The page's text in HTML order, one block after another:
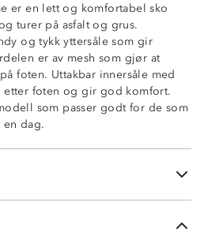
er en lett og komfortabel sko
turer på asfalt og grus.
og tykk yttersåle som gir
er av mesh som gjør at
foten. Uttakbar innersåle med
etter foten og gir god komfort.
som passer godt for de som
dag.
innersåle